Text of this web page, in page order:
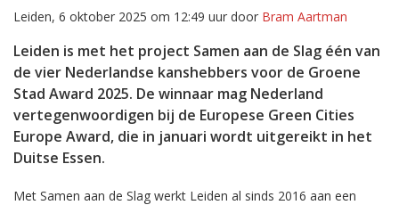
Leiden, 6 oktober 2025 om 12:49 uur door Bram Aartman
Leiden is met het project Samen aan de Slag één van
de vier Nederlandse kanshebbers voor de Groene
Stad Award 2025. De winnaar mag Nederland
vertegenwoordigen bij de Europese Green Cities
Europe Award, die in januari wordt uitgereikt in het
Duitse Essen.
Met Samen aan de Slag werkt Leiden al sinds 2016 aan een